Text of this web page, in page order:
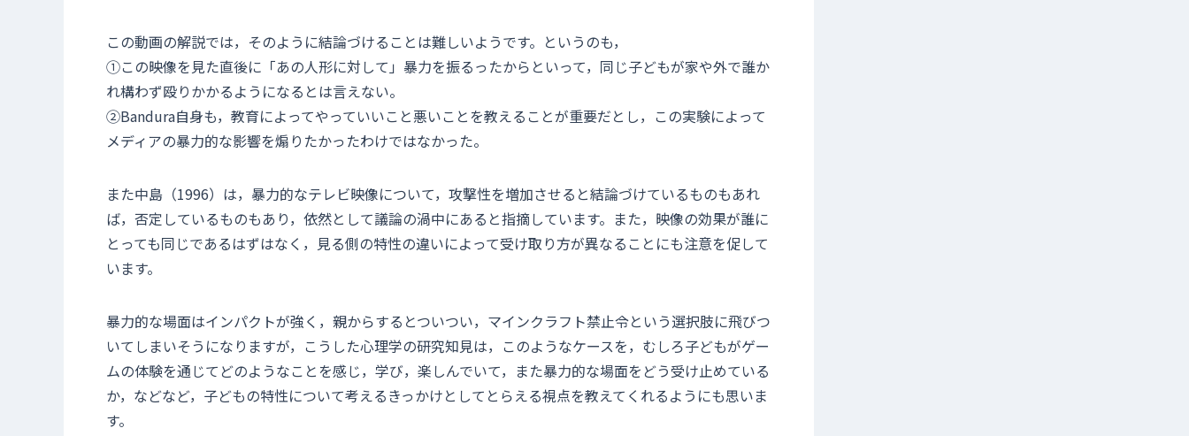
この動画の解説では，そのように結論づけることは難しいようです。というのも，
①この映像を見た直後に「あの人形に対して」暴力を振るったからといって，同じ子どもが家や外で誰か
れ構わず殴りかかるようになるとは言えない。
②Bandura自身も，教育によってやっていいこと悪いことを教えることが重要だとし，この実験によって
メディアの暴力的な影響を煽りたかったわけではなかった。
また中島（1996）は，暴力的なテレビ映像について，攻撃性を増加させると結論づけているものもあれ
ば，否定しているものもあり，依然として議論の渦中にあると指摘しています。また，映像の効果が誰に
とっても同じであるはずはなく，見る側の特性の違いによって受け取り方が異なることにも注意を促して
います。
暴力的な場面はインパクトが強く，親からするとついつい，マインクラフト禁止令という選択肢に飛びつ
いてしまいそうになりますが，こうした心理学の研究知見は，このようなケースを，むしろ子どもがゲー
ムの体験を通じてどのようなことを感じ，学び，楽しんでいて，また暴力的な場面をどう受け止めている
か，などなど，子どもの特性について考えるきっかけとしてとらえる視点を教えてくれるようにも思いま
す。